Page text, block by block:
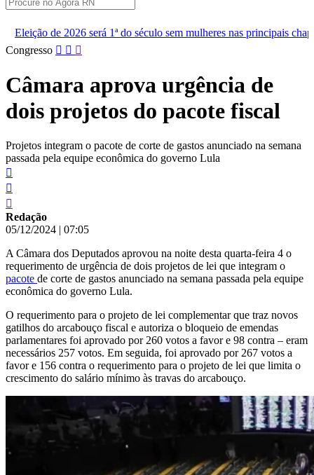
1ª do século sem mulheres nas principais chapas
Renan diz
Pular
conteúdo
Congresso
Câmara aprova urgência de
dois projetos do pacote fiscal
Projetos integram o pacote de corte de gastos anunciado na semana
passada pela equipe econômica do governo Lula
Redação
05/12/2024 | 07:05
A Câmara dos Deputados aprovou na noite desta quarta-feira 4 o
requerimento de urgência de dois projetos de lei que integram o
pacote de corte de gastos anunciado na semana passada pela equipe
econômica do governo Lula.
O requerimento para o projeto de lei complementar que traz novos
gatilhos do arcabouço fiscal e autoriza o bloqueio de emendas
parlamentares foi aprovado por 260 votos a favor e 98 contra – eram
necessários 257 votos. Em seguida, foi aprovado por 267 votos a
favor e 156 contra o requerimento para o projeto de lei que limita o
crescimento do salário mínimo às travas do arcabouço.